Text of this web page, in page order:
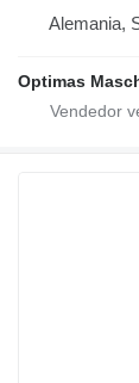
Alemania,
Optimas